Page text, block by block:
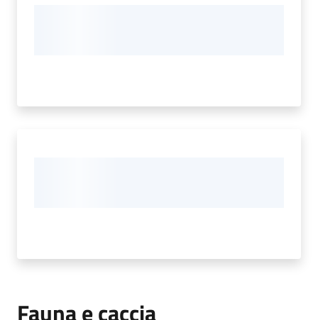
Fauna e caccia